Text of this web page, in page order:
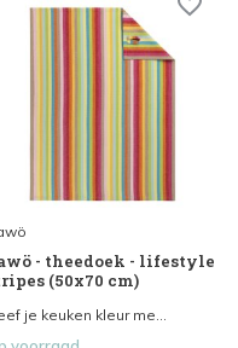
- theedoek - lifestyle
(50x70 cm)
je keuken kleur me...